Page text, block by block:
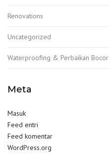
Renovations
Uncategorized
Waterproofing & Perbaikan Bocor
Meta
Masuk
Feed entri
Feed komentar
WordPress.org